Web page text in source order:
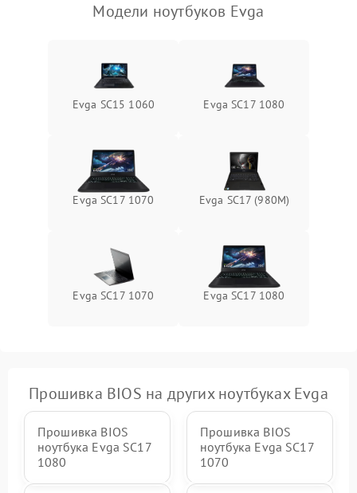
пропадание диска
оперативной памяти:
вылеты приложений,
синие экраны
Подробнее →
Модели ноутбуков Evga
Evga SC15 1060 Evga SC17 1080
Evga SC17 1070 Evga SC17 (980M)
Evga SC17 1070 Evga SC17 1080
Прошивка BIOS на других ноутбуках Evga
Прошивка BIOS
ноутбука Evga SC17
1080
Прошивка BIOS
ноутбука Evga SC17
1070